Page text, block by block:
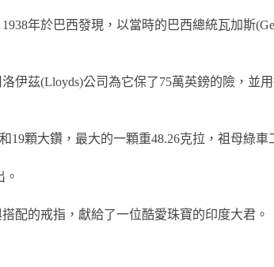
年於巴西發現，以當時的巴西總統瓦加斯
伊茲(Lloyds)公司為它保了75萬英鎊的險，並
19顆大鑽，最大的一顆重48.26克拉，祖母綠車
配的戒指，獻給了一位酷愛珠寶的印度大君。